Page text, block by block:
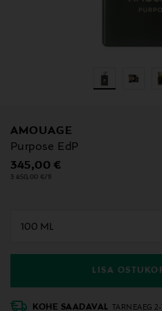
AMOUAGE
Purpose EdP
Original Price
345,00 €
3 450,00 €/1l
LISA
KOHE SAADAVAL TARNEAEG